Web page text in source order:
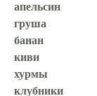
апельсин
груша
банан
киви
хурмы
клубники